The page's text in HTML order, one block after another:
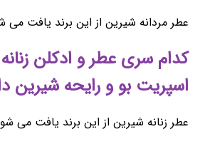
عطر مردانه شیرین از این برند یافت می
اسپریت بو و رایحه شیرین
عطر زنانه شیرین از این برند یافت می